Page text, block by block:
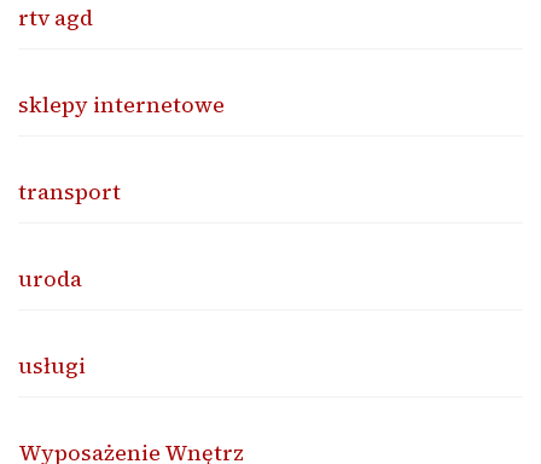
rtv agd
sklepy internetowe
transport
uroda
usługi
Wyposażenie Wnętrz